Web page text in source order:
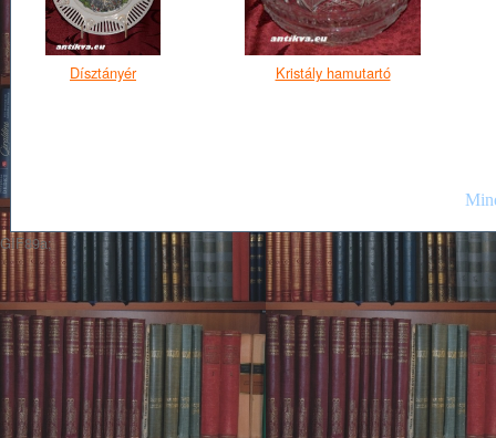
Dísztányér Kristály hamutartó
GIF89a;